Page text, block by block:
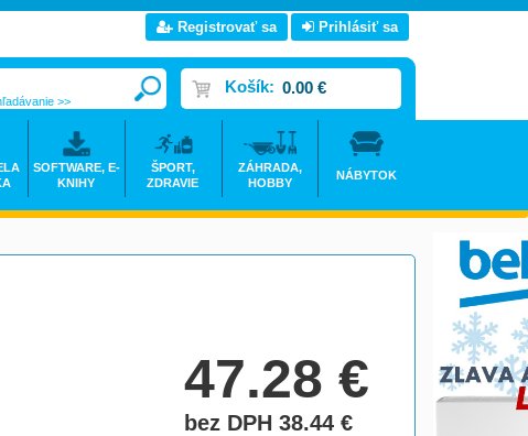
47.28€
bez DPH 38.44€
Registrovať sa Prihlásiť sa
Košík: 0.00 €
>>
SOFTWARE, E-
KNIHY
ŠPORT,
ZDRAVIE
ZÁHRADA,
HOBBY
NÁBYTOK